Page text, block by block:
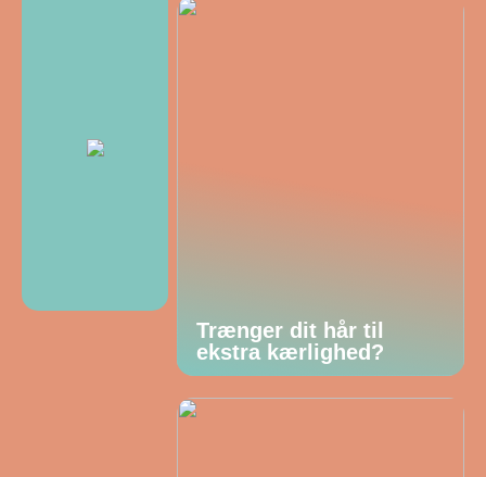
Trænger dit hår til
ekstra kærlighed?